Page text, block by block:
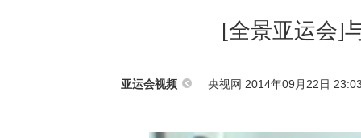
[全景亚运会]
亚运会视频 央视网 2014年09月22日